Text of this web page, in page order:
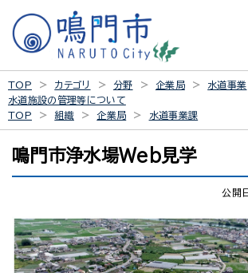
TOP カテゴリ 分野 企業局
水道事業
水道施設の管理等について
TOP
組織 企業局 水道事業課
鳴門市浄水場Web見学
公開